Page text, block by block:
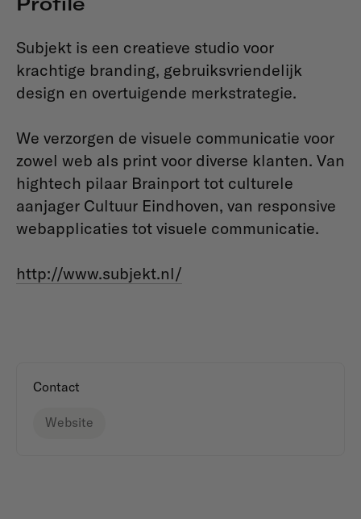
Subjekt is een creatieve studio voor
krachtige branding, gebruiksvriendelijk
design en overtuigende merkstrategie.
We verzorgen de visuele communicatie voor
zowel web als print voor diverse klanten. Van
hightech pilaar Brainport tot culturele
aanjager Cultuur Eindhoven, van responsive
webapplicaties tot visuele communicatie.
http://www.subjekt.nl/
Contact
Website